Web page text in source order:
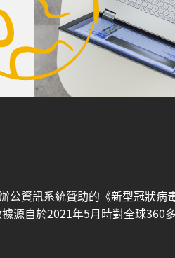
資訊系統贊助的《新型冠狀病
自於2021年5月時對全球360